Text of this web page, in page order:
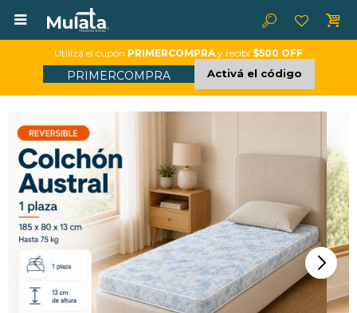

Utilizá el cupón PRIMERCOMPRA y recibí $500 OFF
PRIMERCOMPRA Activá el código